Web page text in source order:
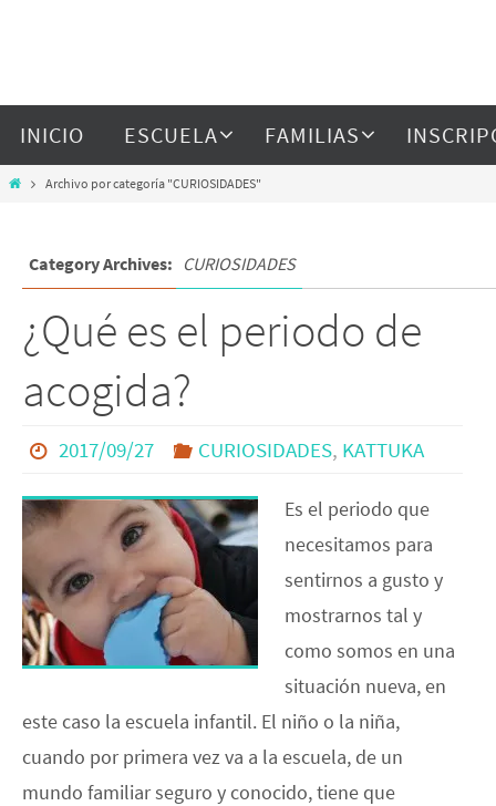
INICIO ESCUELA FAMILIAS
Archivo por categoría "CURIOSIDADES"
Category Archives: CURIOSIDADES
¿Qué es el periodo de
acogida?
2017/09/27 CURIOSIDADES, KATTUKA
Es el periodo que
necesitamos para
sentirnos a gusto y
mostrarnos tal y
como somos en una
situación nueva, en
este caso la escuela infantil. El niño o la niña,
cuando por primera vez va a la escuela, de un
mundo familiar seguro y conocido, tiene que